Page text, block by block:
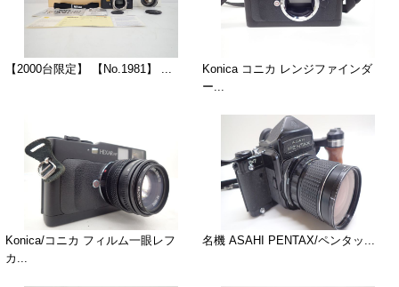
【2000台限定】 【No.1981】 ...
Konica コニカ レンジファインダ
ー...
Konica/コニカ フィルム一眼レフ
カ...
名機 ASAHI PENTAX/ペンタッ...